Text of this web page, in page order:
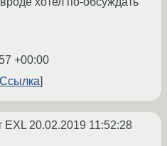
+00:00
Ссылка
EXL20.02.2019 11:52:28